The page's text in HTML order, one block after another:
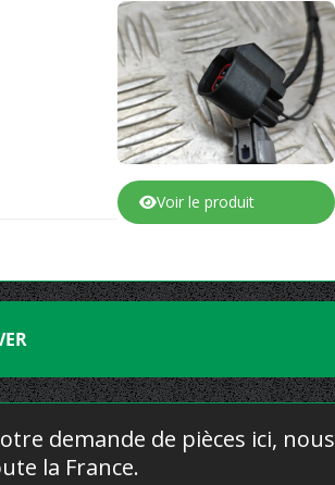
Voir le produit
demande de pièces ici, nous
la France.